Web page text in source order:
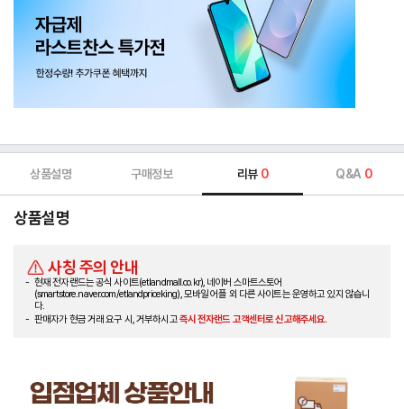
상품설명 구매정보 리뷰 0 Q&A 0
상품설명
사칭 주의 안내
현재 전자랜드는 공식 사이트(etlandmall.co.kr), 네이버 스마트스토어
(smartstore.naver.com/etlandpriceking), 모바일 어플 외 다른 사이트는 운영하고 있지 않습니
다.
판매자가 현금 거래 요구 시, 거부하시고즉시 전자랜드 고객센터로 신고해주세요.